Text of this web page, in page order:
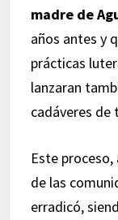
madre de
años antes y
prácticas
lanzaran
cadáveres de
Este
de las
erradicó,